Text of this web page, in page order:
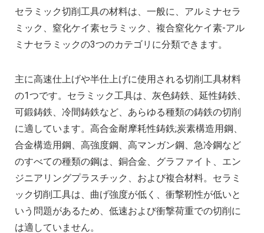
セラミック切削工具の材料は、一般に、アルミナセラ
ミック、窒化ケイ素セラミック、複合窒化ケイ素-アル
ミナセラミックの3つのカテゴリに分類できます。
主に高速仕上げや半仕上げに使用される切削工具材料
の1つです。セラミック工具は、灰色鋳鉄、延性鋳鉄、
可鍛鋳鉄、冷間鋳鉄など、あらゆる種類の鋳鉄の切削
に適しています。高合金耐摩耗性鋳鉄;炭素構造用鋼、
合金構造用鋼、高強度鋼、高マンガン鋼、急冷鋼など
のすべての種類の鋼は、銅合金、グラファイト、エン
ジニアリングプラスチック、および複合材料。セラミ
ック切削工具は、曲げ強度が低く、衝撃靭性が低いと
いう問題があるため、低速および衝撃荷重での切削に
は適していません。